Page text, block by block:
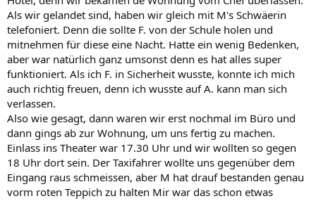
Als wir gelandet sind, haben wir gleich mit M's Schwäerin
telefoniert. Denn die sollte F. von der Schule holen und
mitnehmen für diese eine Nacht. Hatte ein wenig Bedenken,
aber war natürlich ganz umsonst denn es hat alles super
funktioniert. Als ich F. in Sicherheit wusste, konnte ich mich
auch richtig freuen, denn ich wusste auf A. kann man sich
verlassen.
Also wie gesagt, dann waren wir erst nochmal im Büro und
dann gings ab zur Wohnung, um uns fertig zu machen.
Einlass ins Theater war 17.30 Uhr und wir wollten so gegen
18 Uhr dort sein. Der Taxifahrer wollte uns gegenüber dem
Eingang raus schmeissen, aber M hat drauf bestanden genau
vorm roten Teppich zu halten Mir war das schon etwas